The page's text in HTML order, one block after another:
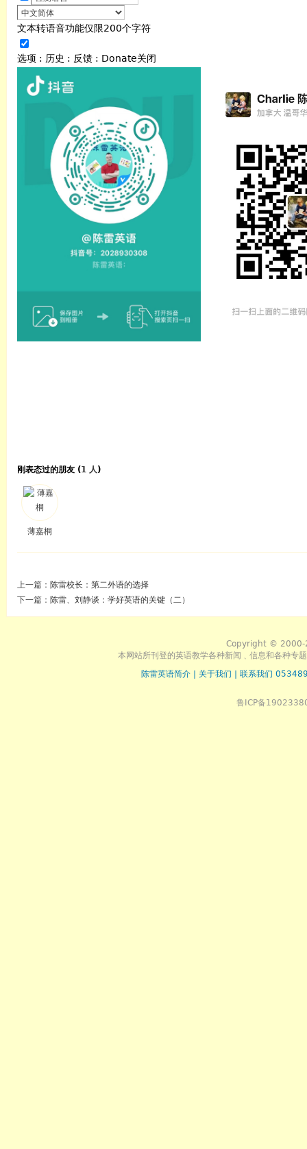
文本转语音功能仅限200个字符
选项 : 历史 : 反馈 : Donate关闭
刚表态过的朋友 (1 人)
薄嘉桐
上一篇： 陈雷校长：第二外语的选择
下一篇： 陈雷、刘静谈：学好英语的关键（二）
Copyright © 2000-
本网站所刊登的英语教学各种新闻﹑信息和各种专
陈雷英语简介
关于我们 联系我们
鲁ICP备